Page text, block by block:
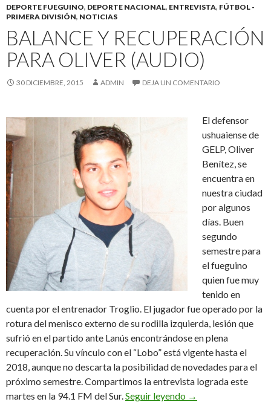
DEPORTE FUEGUINO, DEPORTE NACIONAL, ENTREVISTA, FÚTBOL -
PRIMERA DIVISIÓN, NOTICIAS
BALANCE Y RECUPERACIÓN
PARA OLIVER (AUDIO)
30 DICIEMBRE, 2015 ADMIN DEJA UN COMENTARIO
El defensor
ushuaiense de
GELP, Oliver
Benítez, se
encuentra en
nuestra ciudad
por algunos
días. Buen
segundo
semestre para
el fueguino
quien fue muy
tenido en
cuenta por el entrenador Troglio. El jugador fue operado por la
rotura del menisco externo de su rodilla izquierda, lesión que
sufrió en el partido ante Lanús encontrándose en plena
recuperación. Su vínculo con el “Lobo” está vigente hasta el
2018, aunque no descarta la posibilidad de novedades para el
próximo semestre. Compartimos la entrevista lograda este
martes en la 94.1 FM del Sur.Seguir leyendo Balance y
→